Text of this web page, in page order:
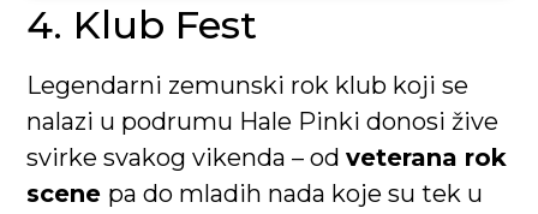
4. Klub Fest
Legendarni zemunski rok klub koji se
nalazi u podrumu Hale Pinki donosi žive
svirke svakog vikenda – odveterana rok
scene pa do mladih nada koje su tek u